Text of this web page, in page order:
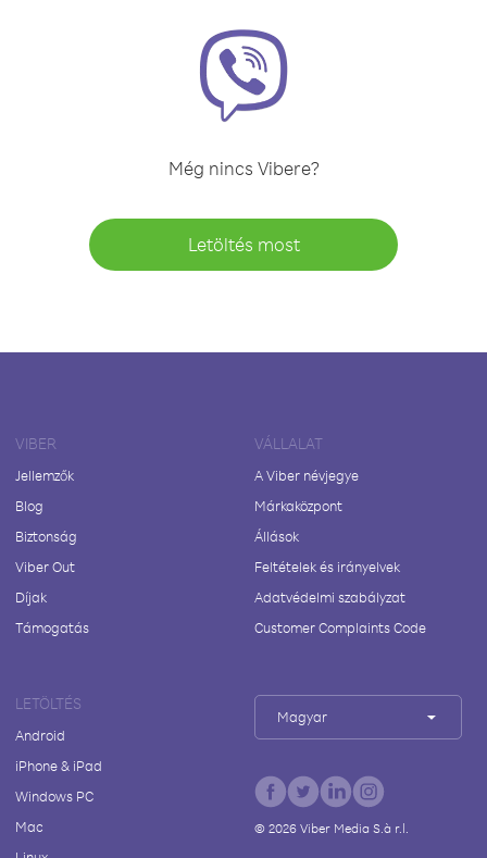
Még nincs Vibere?
Letöltés most
VIBER
Jellemzők
Blog
Biztonság
Viber Out
Díjak
Támogatás
VÁLLALAT
A Viber névjegye
Márkaközpont
Állások
Feltételek és irányelvek
Adatvédelmi szabályzat
Customer Complaints Code
LETÖLTÉS
Android
iPhone & iPad
Windows PC
Mac
Magyar
© 2026Viber Media S.à r.l.